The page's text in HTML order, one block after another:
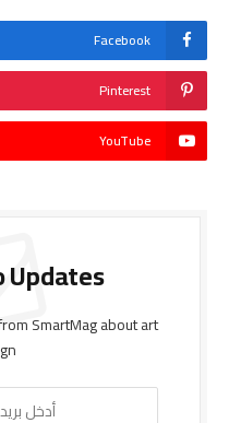
Facebook
Pinterest
YouTube
Updates
SmartMag about art